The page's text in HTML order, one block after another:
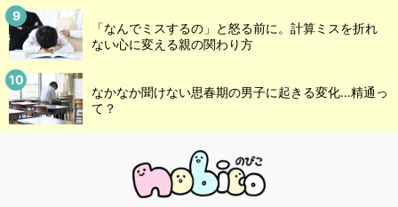
「なんでミスするの」と怒る前に。計算ミスを折れ
ない心に変える親の関わり方
なかなか聞けない思春期の男子に起きる変化…精通っ
て？